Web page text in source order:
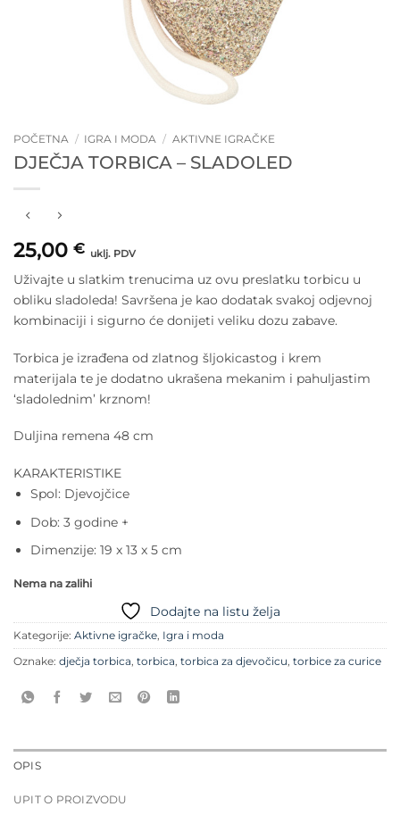
POČETNA / IGRA I MODA / AKTIVNE IGRAČKE
DJEČJA TORBICA – SLADOLED
25,00 € uklj. PDV
Uživajte u slatkim trenucima uz ovu preslatku torbicu u
obliku sladoleda! Savršena je kao dodatak svakoj odjevnoj
kombinaciji i sigurno će donijeti veliku dozu zabave.
Torbica je izrađena od zlatnog šljokicastog i krem
materijala te je dodatno ukrašena mekanim i pahuljastim
‘sladolednim’ krznom!
Duljina remena 48 cm
KARAKTERISTIKE
Spol: Djevojčice
Dob: 3 godine +
Dimenzije: 19 x 13 x 5 cm
Nema na zalihi
Dodajte na listu želja
Kategorije: Aktivne igračke, Igra i moda
Oznake: dječja torbica, torbica, torbica za djevočicu, torbice za curice
OPIS
UPIT O PROIZVODU